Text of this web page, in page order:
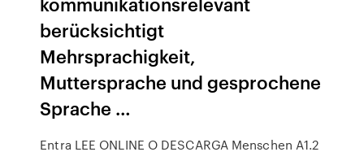
berücksichtigt
Mehrsprachigkeit,
Muttersprache und gesprochene
Sprache …
Entra LEE ONLINE O DESCARGA Menschen A1.2